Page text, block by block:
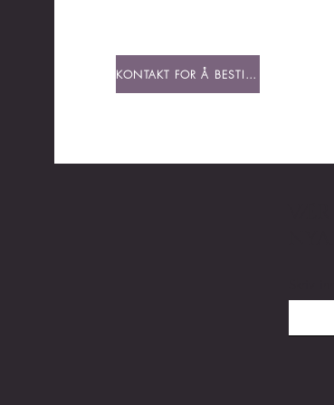
KONTAKT FOR Å BESTILLE